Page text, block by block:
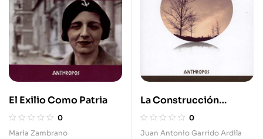
El Exilio Como Patria
0
María Zambrano
La Construcción
Modernista De Niebla
De Unamuno
0
Juan Antonio Garrido Ardila